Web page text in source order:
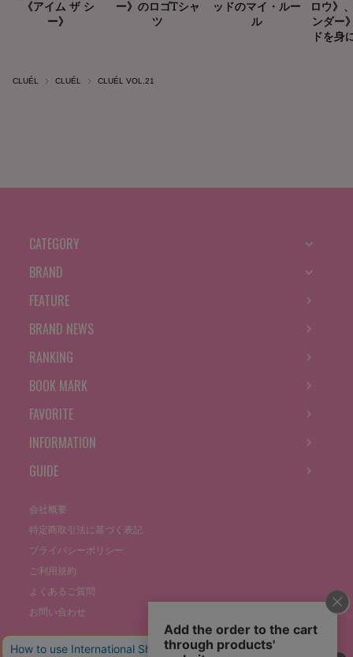
CLUÉL CLUÉL CLUÉL VOL.21
CATEGORY
BRAND
FEATURE
BRAND NEWS
RANKING
BOOK MARK
FAVORITE
INFORMATION
GUIDE
会社概要
特定商取引法に基づく表記
プライバシーポリシー
ご利用規約
よくあるご質問
お問い合わせ